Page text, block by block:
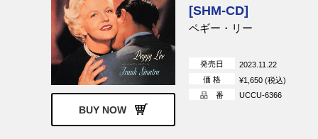
BUY NOW
[SHM-CD]
ペギー・リー
発売日
2023.11.22
価 格
¥1,650 (税込)
品 番
UCCU-6366